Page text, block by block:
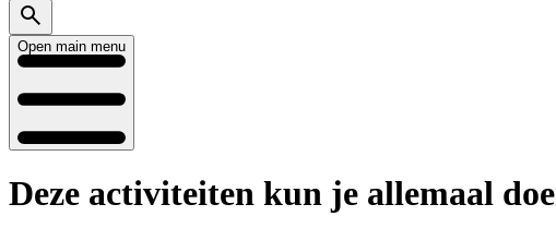
Open main menu
Deze activiteiten kun je allemaal